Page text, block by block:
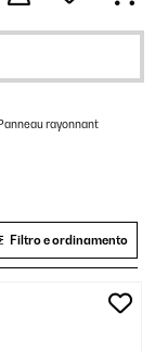
rayonnant
Filtro e ordinamento